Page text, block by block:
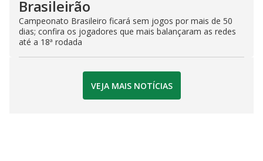
Brasileirão
Campeonato Brasileiro ficará sem jogos por mais de 50
dias; confira os jogadores que mais balançaram as redes
até a 18ª rodada
VEJA MAIS NOTÍCIAS